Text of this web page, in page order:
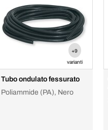
+9
varianti
Tubo ondulato fessurato
Poliammide (PA), Nero